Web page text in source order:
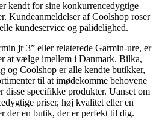
kendt for sine konkurrencedygtige
Kundeanmeldelser af Coolshop roser
kundeservice og pålidelighed.
jr 3” eller relaterede Garmin-ure, er
at vælge imellem i Danmark. Bilka,
og Coolshop er alle kendte butikker,
til at imødekomme behovene
disse specifikke produkter. Uanset om
priser, høj kvalitet eller en
der en butik, der er perfekt til dig.